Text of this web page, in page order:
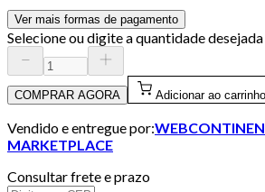
Ver mais formas de pagamento
Selecione ou digite a quantidade desejada
COMPRAR AGORA Adicionar ao carrinho
Vendido e entregue por:
MARKETPLACE
Consultar frete e prazo